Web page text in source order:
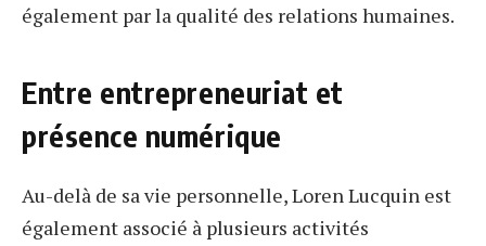
également par la qualité des relations humaines.
Entre entrepreneuriat et
présence numérique
Au-delà de sa vie personnelle, Loren Lucquin est
également associé à plusieurs activités